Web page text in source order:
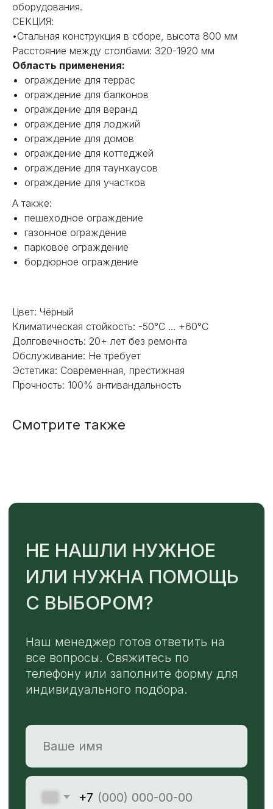
оборудования.
СЕКЦИЯ:
•Стальная конструкция в сборе, высота 800 мм
Расстояние между столбами: 320-1920 мм
Область применения:
ограждение для террас
ограждение для балконов
ограждение для веранд
ограждение для лоджий
ограждение для домов
ограждение для коттеджей
ограждение для таунхаусов
ограждение для участков
А также:
пешеходное ограждение
газонное ограждение
парковое ограждение
бордюрное ограждение
Цвет: Чёрный
Климатическая стойкость: -50°C ... +60°C
Долговечность: 20+ лет без ремонта
Обслуживание: Не требует
Эстетика: Современная, престижная
Прочность: 100% антивандальность
Смотрите также
НЕ НАШЛИ НУЖНОЕ
ИЛИ НУЖНА ПОМОЩЬ
С ВЫБОРОМ?
Наш менеджер готов ответить на
все вопросы. Свяжитесь по
телефону или заполните форму для
индивидуального подбора.
+7
ОТПРАВИТЬ
MAX
TELEGRAM